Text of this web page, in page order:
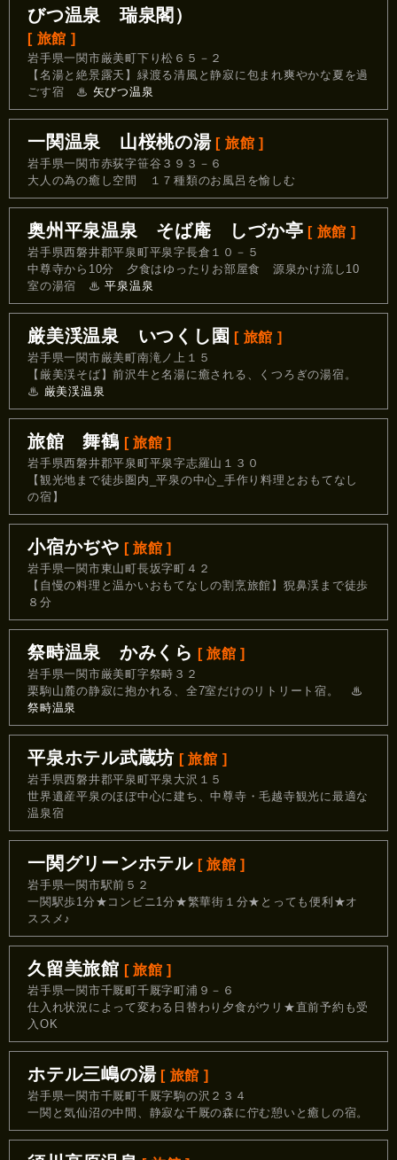
びつ温泉 瑞泉閣）
[ 旅館 ]
岩手県一関市厳美町下り松６５－２
【名湯と絶景露天】緑渡る清風と静寂に包まれ爽やかな夏を過
ごす宿 ♨ 矢びつ温泉
一関温泉 山桜桃の湯 [ 旅館 ]
岩手県一関市赤荻字笹谷３９３－６
大人の為の癒し空間 １７種類のお風呂を愉しむ
奥州平泉温泉 そば庵 しづか亭 [ 旅館 ]
岩手県西磐井郡平泉町平泉字長倉１０－５
中尊寺から10分 夕食はゆったりお部屋食 源泉かけ流し10
室の湯宿 ♨平泉温泉
厳美渓温泉 いつくし園 [ 旅館 ]
岩手県一関市厳美町南滝ノ上１５
【厳美渓そば】前沢牛と名湯に癒される、くつろぎの湯宿。
♨ 厳美渓温泉
旅館 舞鶴 [ 旅館 ]
岩手県西磐井郡平泉町平泉字志羅山１３０
【観光地まで徒歩圏内_平泉の中心_手作り料理とおもてなし
の宿】
小宿かぢや [ 旅館 ]
岩手県一関市東山町長坂字町４２
【自慢の料理と温かいおもてなしの割烹旅館】猊鼻渓まで徒歩
８分
祭畤温泉 かみくら [ 旅館 ]
岩手県一関市厳美町字祭畤３２
栗駒山麓の静寂に抱かれる、全7室だけのリトリート宿。
♨
祭畤温泉
平泉ホテル武蔵坊 [ 旅館 ]
岩手県西磐井郡平泉町平泉大沢１５
世界遺産平泉のほぼ中心に建ち、中尊寺・毛越寺観光に最適な
温泉宿
一関グリーンホテル [ 旅館 ]
岩手県一関市駅前５２
一関駅歩1分★コンビニ1分★繁華街１分★とっても便利★オ
ススメ♪
久留美旅館 [ 旅館 ]
岩手県一関市千厩町千厩字町浦９－６
仕入れ状況によって変わる日替わり夕食がウリ★直前予約も受
入OK
ホテル三嶋の湯 [ 旅館 ]
岩手県一関市千厩町千厩字駒の沢２３４
一関と気仙沼の中間、静寂な千厩の森に佇む憩いと癒しの宿。